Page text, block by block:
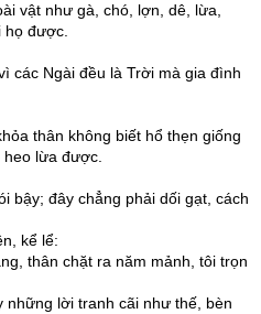
vật như gà, chó, lợn, dê, lừa,
họ được.
các Ngài đều là Trời mà gia đình
thân không biết hổ thẹn giống
lừa được.
bậy; đây chẳng phải dối gạt, cách
kể lể:
thân chặt ra năm mảnh, tôi trọn
lời tranh cãi như thế, bèn